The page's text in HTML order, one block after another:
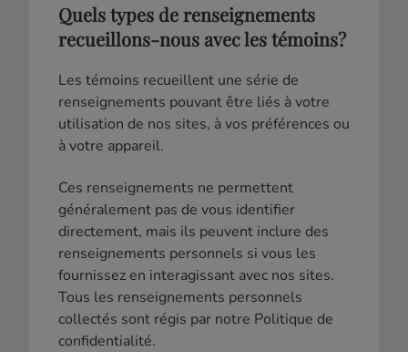
Quels types de renseignements
recueillons-nous avec les témoins?
Les témoins recueillent une série de
renseignements pouvant être liés à votre
utilisation de nos sites, à vos préférences ou
à votre appareil.
Ces renseignements ne permettent
généralement pas de vous identifier
directement, mais ils peuvent inclure des
renseignements personnels si vous les
fournissez en interagissant avec nos sites.
Tous les renseignements personnels
collectés sont régis par notre Politique de
confidentialité.